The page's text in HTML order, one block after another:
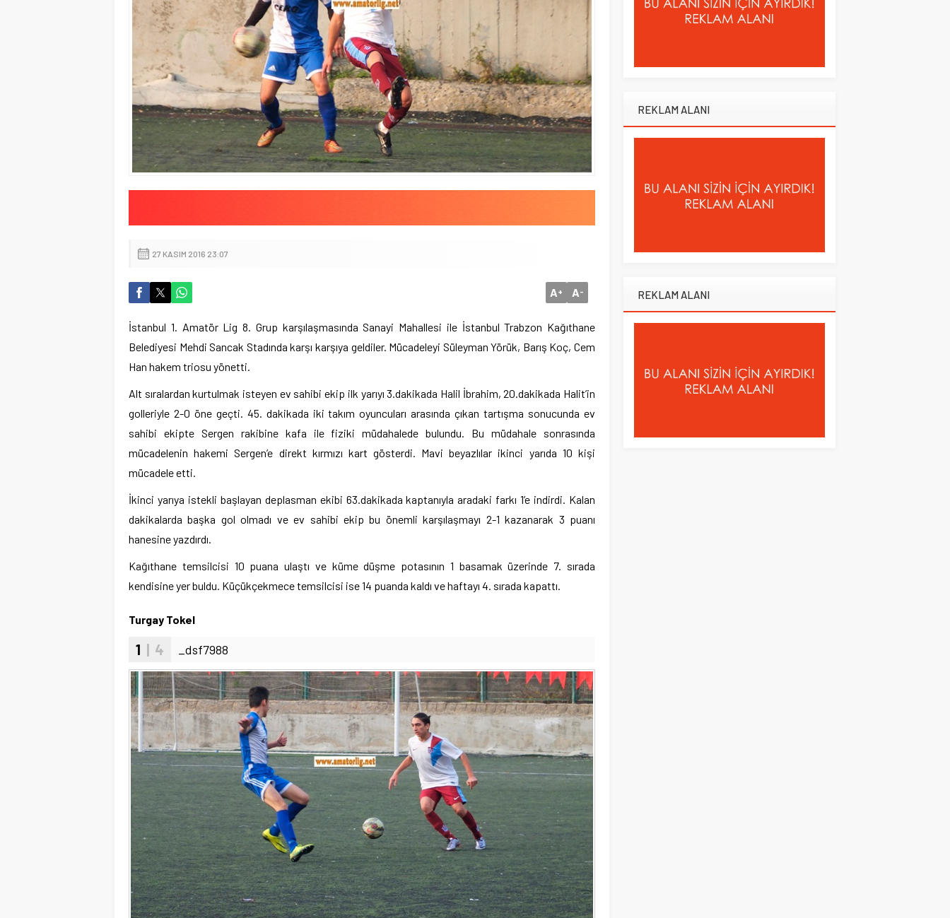
27 KASIM 2016 23:07
A+ A-
İstanbul 1. Amatör Lig 8. Grup karşılaşmasında Sanayi Mahallesi ile İstanbul Trabzon Kağıthane
Belediyesi Mehdi Sancak Stadında karşı karşıya geldiler. Mücadeleyi Süleyman Yörük, Barış Koç, Cem
Han hakem triosu yönetti.
Alt sıralardan kurtulmak isteyen ev sahibi ekip ilk yarıyı 3.dakikada Halil İbrahim, 20.dakikada Halit’in
golleriyle 2-0 öne geçti. 45. dakikada iki takım oyuncuları arasında çıkan tartışma sonucunda ev
sahibi ekipte Sergen rakibine kafa ile fiziki müdahalede bulundu. Bu müdahale sonrasında
mücadelenin hakemi Sergen’e direkt kırmızı kart gösterdi. Mavi beyazlılar ikinci yarıda 10 kişi
mücadele etti.
İkinci yarıya istekli başlayan deplasman ekibi 63.dakikada kaptanıyla aradaki farkı 1’e indirdi. Kalan
dakikalarda başka gol olmadı ve ev sahibi ekip bu önemli karşılaşmayı 2-1 kazanarak 3 puanı
hanesine yazdırdı.
Kağıthane temsilcisi 10 puana ulaştı ve küme düşme potasının 1 basamak üzerinde 7. sırada
kendisine yer buldu. Küçükçekmece temsilcisi ise 14 puanda kaldı ve haftayı 4. sırada kapattı.
Turgay Tokel
1 | 4 _dsf7988
REKLAM ALANI
REKLAM ALANI